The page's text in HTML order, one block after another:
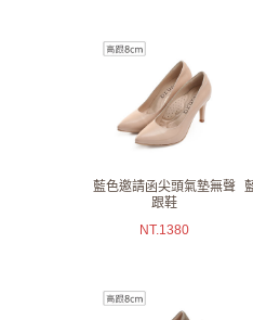
藍色邀請函尖頭氣墊無聲
跟鞋
NT.1380